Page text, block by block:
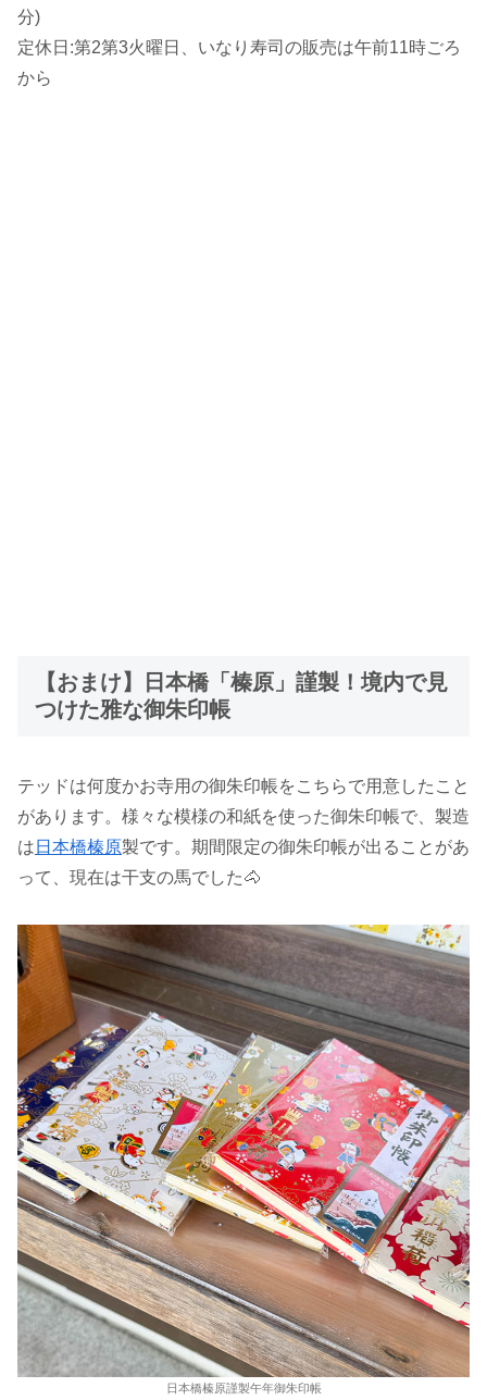
分)
定休日:第2第3火曜日、いなり寿司の販売は午前11時ごろ
から
【おまけ】日本橋「榛原」謹製！境内で見
つけた雅な御朱印帳
テッドは何度かお寺用の御朱印帳をこちらで用意したこと
があります。様々な模様の和紙を使った御朱印帳で、製造
は 日本橋榛原製です。期間限定の御朱印帳が出ることがあ
って、現在は干支の馬でした🐴
日本橋榛原謹製午年御朱印帳